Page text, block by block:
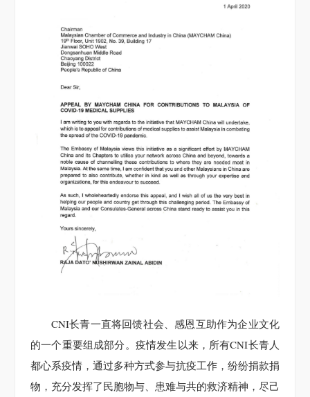
CNI长青一直将回馈社会、感恩互助作为企业文化
的一个重要组成部分。疫情发生以来，所有CNI长青人
都心系疫情，通过多种方式参与抗疫工作，纷纷捐款捐
物，充分发挥了民胞物与、患难与共的救济精神，尽己